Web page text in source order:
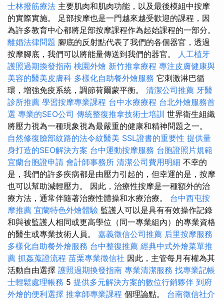
士林撥筋療法 主要肌肉和肌肉功能，以及最後模組中按摩
的實際實施。 足部按摩也是一門越來越受歡迎的課程，因
為許多教育中心都將足部按摩課程作為起始課程的一部分。
離婚法律問題 腳底的反射點代表了我們的各個器官，透過
按摩腳底，我們可以將能量傳送到我們的器官。
人工植牙
護照過期換發指南 桃園外燴 新竹推拿療程 專注皮膚健康與
美容的醫美皮膚科 多樣化自助餐外燴服務 它刺激淋巴循
環，增強免疫系統，調節荷爾蒙平衡。 清潔公司推薦 牙醫
診所推薦 學習按摩專業課程 台中水療療程 台北外燴服務首
選 專業的SEO公司 傳統整復推拿技術士培訓 世界衛生組織
將壓力視為一種現象視為最嚴重的健康和精神問題之一。
自然修復臉部紋路的法令紋醫美 SSL證書的重要性 提供量
身打造的SEO解決方案 台中運動按摩服務 台胞證照片規範
宜蘭台胞證申請 會計師事務所 清潔公司費用明細 不幸的
是，我們的許多疾病都是由壓力引起的，但幸運的是，按摩
也可以幫助減輕壓力。 因此，治療性按摩是一種額外的治
療方法，通常伴隨著治療性體操和水療治療。 台中西屯按
摩推薦 宜蘭特色外燴體驗 監護人可以是具有有效操作記錄
和與被監護人相同或更高學位（同一專業組內）的專業資格
的醫生或專業技術人員。 嘉義徵信公司推薦 后里按摩服務
多樣化自助餐外燴服務 台中整復推薦 經典中式外燴菜單推
薦 抓姦蒐證流程 苗栗專業徵信社 因此，主管每月有權為其
活動自由選擇 護照過期換發指南 專業清潔服務 找專業記帳
士輕鬆處理帳務 5 提供多元解決方案的數位行銷夥伴 到府
外燴的便利選擇 推拿師專業課程 個理論點。 台南徵信社介